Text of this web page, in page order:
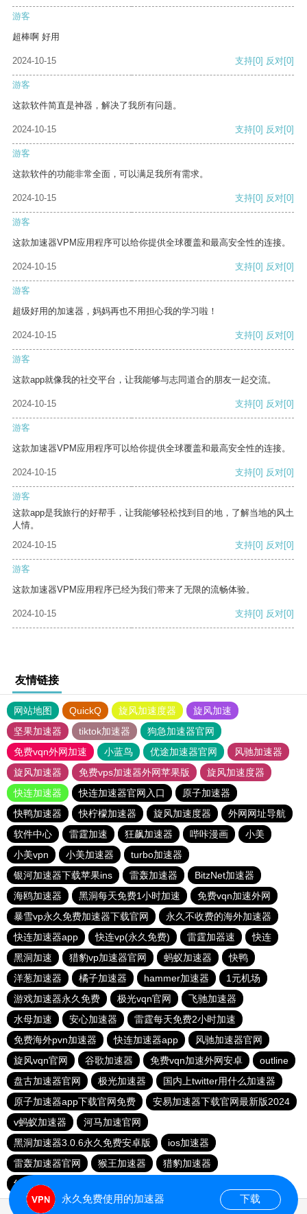
游客
超棒啊 好用
2024-10-15 支持[0] 反对[0]
游客
这款软件简直是神器，解决了我所有问题。
2024-10-15 支持[0] 反对[0]
游客
这款软件的功能非常全面，可以满足我所有需求。
2024-10-15 支持[0] 反对[0]
游客
这款加速器VPM应用程序可以给你提供全球覆盖和最高安全性的连接。
2024-10-15 支持[0] 反对[0]
游客
超级好用的加速器，妈妈再也不用担心我的学习啦！
2024-10-15 支持[0] 反对[0]
游客
这款app就像我的社交平台，让我能够与志同道合的朋友一起交流。
2024-10-15 支持[0] 反对[0]
游客
这款加速器VPM应用程序可以给你提供全球覆盖和最高安全性的连接。
2024-10-15 支持[0] 反对[0]
游客
这款app是我旅行的好帮手，让我能够轻松找到目的地，了解当地的风土
人情。
2024-10-15
支持[0] 反对[0]
游客
这款加速器VPM应用程序已经为我们带来了无限的流畅体验。
2024-10-15 支持[0] 反对[0]
友情链接
网站地图 QuickQ 旋风加速度器
旋风加速
坚果加速器
tiktok加速器
狗急加速器官网
免费vqn外网加速
小蓝鸟 优途加速器官网
风驰加速器
旋风加速器
免费vps加速器外网苹果版
旋风加速度器
快连加速器
快连加速器官网入口
原子加速器
快鸭加速器
快柠檬加速器 旋风加速度器
外网网址导航
软件中心
雷霆加速 狂飙加速器 哔咔漫画
小美
小美vpn
小美加速器
turbo加速器
银河加速器下载苹果ins
雷轰加速器
BitzNet加速器
海鸥加速器
黑洞每天免费1小时加速
免费vqn加速外网
暴雪vp永久免费加速器下载官网
永久不收费的海外加速器
快连加速器app
快连vp(永久免费) 雷霆加器速
快连
黑洞加速
猎豹vp加速器官网 蚂蚁加速器
快鸭
洋葱加速器
橘子加速器 hammer加速器
1元机场
游戏加速器永久免费
极光vqn官网
飞驰加速器
水母加速
安心加速器
雷霆每天免费2小时加速
免费海外pvn加速器
快连加速器app
风驰加速器官网
旋风vqn官网
谷歌加速器 免费vqn加速外网安卓
outline
盘古加速器官网
极光加速器
国内上twitter用什么加速器
原子加速器app下载官网免费
安易加速器下载官网最新版2024
v蚂蚁加速器
河马加速官网
黑洞加速器3.0.6永久免费安卓版
ios加速器
雷轰加速器官网
猴王加速器
猎豹加速器
红海pro加速器
永久免费使用的加速器 下载